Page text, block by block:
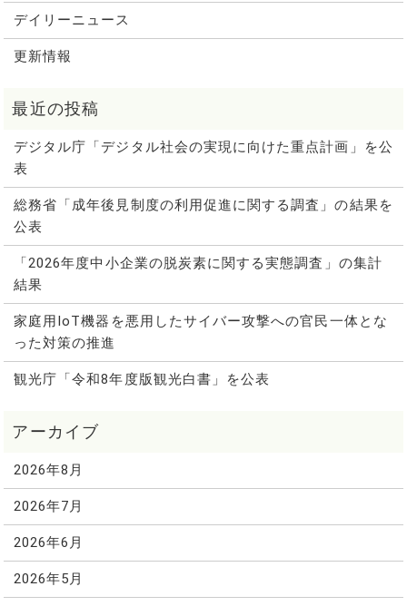
デイリーニュース
更新情報
デジタル庁「デジタル社会の実現に向けた重点計画」を公
表
総務省「成年後見制度の利用促進に関する調査」の結果を
公表
「2026年度中小企業の脱炭素に関する実態調査」の集計
結果
家庭用IoT機器を悪用したサイバー攻撃への官民一体とな
った対策の推進
観光庁「令和8年度版観光白書」を公表
2026年8月
2026年7月
2026年6月
2026年5月